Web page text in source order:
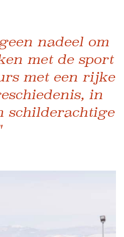
nadeel om
met de sport
met een rijke
in
schilderachtige